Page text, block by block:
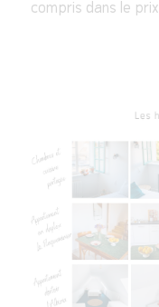
compris dans le